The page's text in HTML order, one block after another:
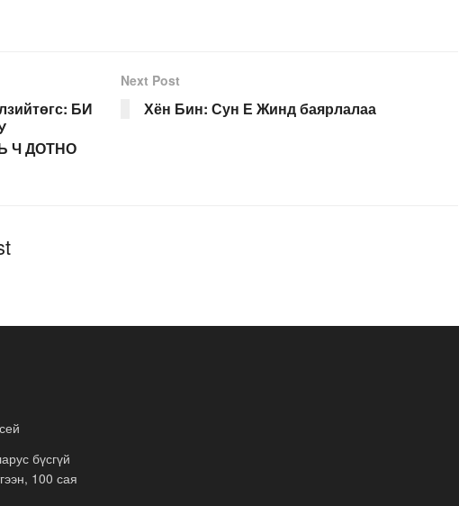
БИ
Ч ДОТНО
Next Post
Хён Бин: Сун Е Жинд баярлалаа
бүсгүй
100 сая